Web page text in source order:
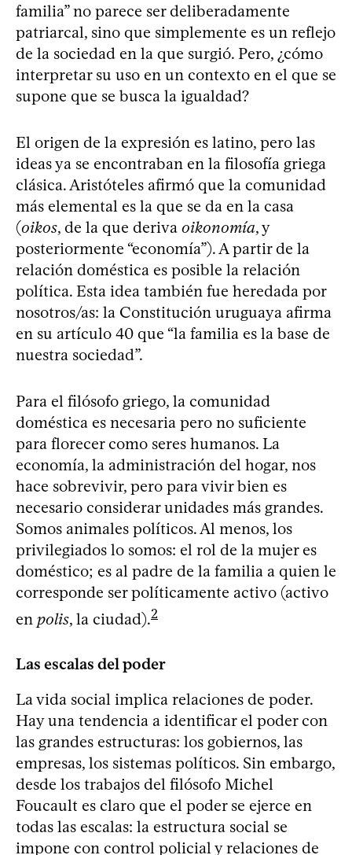
familia” no parece ser deliberadamente
patriarcal, sino que simplemente es un reflejo
de la sociedad en la que surgió. Pero, ¿cómo
interpretar su uso en un contexto en el que se
supone que se busca la igualdad?
El origen de la expresión es latino, pero las
ideas ya se encontraban en la filosofía griega
clásica. Aristóteles afirmó que la comunidad
más elemental es la que se da en la casa
(oikos, de la que deriva oikonomía, y
posteriormente “economía”). A partir de la
relación doméstica es posible la relación
política. Esta idea también fue heredada por
nosotros/as: la Constitución uruguaya afirma
en su artículo 40 que “la familia es la base de
nuestra sociedad”.
Para el filósofo griego, la comunidad
doméstica es necesaria pero no suficiente
para florecer como seres humanos. La
economía, la administración del hogar, nos
hace sobrevivir, pero para vivir bien es
necesario considerar unidades más grandes.
Somos animales políticos. Al menos, los
privilegiados lo somos: el rol de la mujer es
doméstico; es al padre de la familia a quien le
corresponde ser políticamente activo (activo
en polis, la ciudad).2
Las escalas del poder
La vida social implica relaciones de poder.
Hay una tendencia a identificar el poder con
las grandes estructuras: los gobiernos, las
empresas, los sistemas políticos. Sin embargo,
desde los trabajos del filósofo Michel
Foucault es claro que el poder se ejerce en
todas las escalas: la estructura social se
impone con control policial y relaciones de